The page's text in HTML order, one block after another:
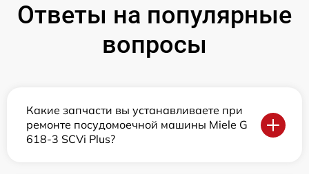
Ответы на популярные
вопросы
Какие запчасти вы устанавливаете при
ремонте посудомоечной машины Miele G
618-3 SCVi Plus?